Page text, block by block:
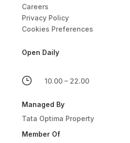
Careers
Privacy Policy
Cookies Preferences
Open Daily
} 10.00 – 22.00
Managed By
Tata Optima Property
Member Of